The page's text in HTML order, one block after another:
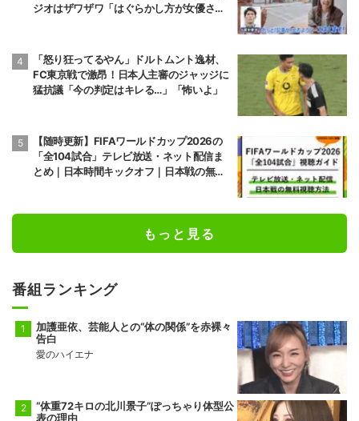
ジオはザワザワ「はぐらかし方が女優さ
「怒り狂ってるやん」ドルトムント逸材、
FC東京戦で激昂！日本人主審のジャッジに
猛抗議「今の判定はキレる…」「怖いよ」
【随時更新】FIFAワールドカップ2026の
「全104試合」テレビ放送・ネット配信ま
とめ｜日本時間キックオフ｜日本戦の無料
もっと見る
番組ランキング
加護亜依、芸能人との“体の関係”を赤裸々
告白
愛のハイエナ
“体重72キロの北川景子”ぽっちゃり体型公
表の理由